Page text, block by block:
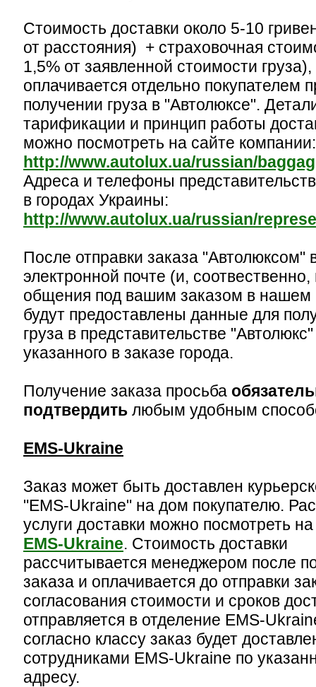
Стоимость доставки около 5-10
от расстояния) + страховочная
1,5% от заявленной стоимости груза),
оплачивается отдельно покупателем
получении груза в "Автолюксе".
тарификации и принцип работы
можно посмотреть на сайте компании:
http://www.autolux.ua/russian/
Адреса и телефоны
в городах Украины:
http://www.autolux.ua/russian/
После отправки заказа "Автолюксом"
электронной почте (и,
общения под вашим заказом в нашем
будут предоставлены данные для
груза в представительстве
указанного в заказе города.
Получение заказа просьба
подтвердить любым удобным
EMS-Ukraine
Заказ может быть доставлен
"EMS-Ukraine" на дом покупателю.
услуги доставки можно посмотреть
EMS-Ukraine. Стоимость доставки
рассчитывается менеджером после
заказа и оплачивается до отправки
согласования стоимости и сроков
отправляется в отделение EMS-
согласно классу заказ будет
сотрудниками EMS-Ukraine по
адресу.